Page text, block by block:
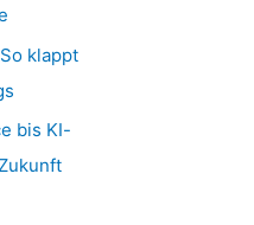
klappt
bis KI-